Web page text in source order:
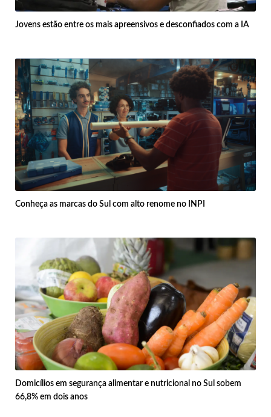
Jovens estão entre os mais apreensivos e desconfiados com a IA
Conheça as marcas do Sul com alto renome no INPI
Domicílios em segurança alimentar e nutricional no Sul sobem
66,8% em dois anos